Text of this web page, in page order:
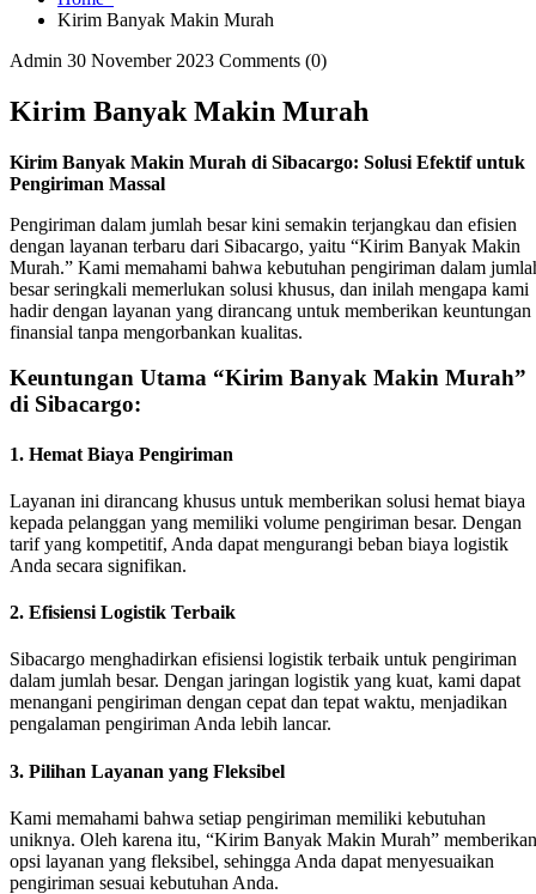
Kirim Banyak Makin Murah
Admin 30 November 2023 Comments (0)
Kirim Banyak Makin Murah
Kirim Banyak Makin Murah di Sibacargo: Solusi Efektif untuk
Pengiriman Massal
Pengiriman dalam jumlah besar kini semakin terjangkau dan efisien
dengan layanan terbaru dari Sibacargo, yaitu “Kirim Banyak Makin
Murah.” Kami memahami bahwa kebutuhan pengiriman dalam
besar seringkali memerlukan solusi khusus, dan inilah mengapa kami
hadir dengan layanan yang dirancang untuk memberikan keuntungan
finansial tanpa mengorbankan kualitas.
Keuntungan Utama “Kirim Banyak Makin Murah”
di Sibacargo:
1. Hemat Biaya Pengiriman
Layanan ini dirancang khusus untuk memberikan solusi hemat biaya
kepada pelanggan yang memiliki volume pengiriman besar. Dengan
tarif yang kompetitif, Anda dapat mengurangi beban biaya logistik
Anda secara signifikan.
2. Efisiensi Logistik Terbaik
Sibacargo menghadirkan efisiensi logistik terbaik untuk pengiriman
dalam jumlah besar. Dengan jaringan logistik yang kuat, kami dapat
menangani pengiriman dengan cepat dan tepat waktu, menjadikan
pengalaman pengiriman Anda lebih lancar.
3. Pilihan Layanan yang Fleksibel
Kami memahami bahwa setiap pengiriman memiliki kebutuhan
uniknya. Oleh karena itu, “Kirim Banyak Makin Murah” memberikan
opsi layanan yang fleksibel, sehingga Anda dapat menyesuaikan
pengiriman sesuai kebutuhan Anda.